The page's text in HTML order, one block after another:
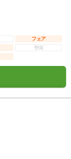
フェア
整備